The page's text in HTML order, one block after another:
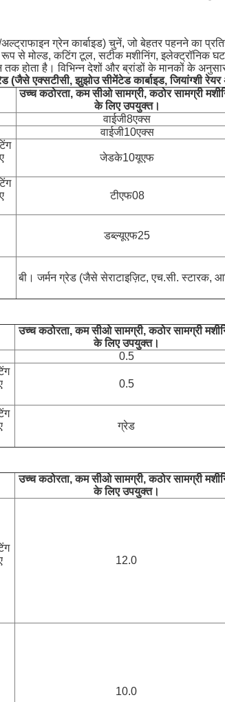
अल्ट्राफाइन ग्रेन कार्बाइड) चुनें, जो बेहतर पहनने का
रूप से मोल्ड, कटिंग टूल, सटीक मशीनिंग, इलेक्ट्रॉनिक
होता है। विभिन्न देशों और ब्रांडों के मानकों के
(जैसे एक्सटीसी, झुझोउ सीमेंटेड कार्बाइड, जियांग्शी रेयर
उच्च कठोरता, कम सीओ सामग्री, कठोर सामग्री
के लिए उपयुक्त।
वाईजी8एक्स
वाईजी10एक्स
जेडके10यूएफ
टीएफ08
डब्ल्यूएफ25
बी। जर्मन ग्रेड (जैसे सेराटाइज़िट, एच.सी. स्टारक,
उच्च कठोरता, कम सीओ सामग्री, कठोर सामग्री
के लिए उपयुक्त।
0.5
0.5
ग्रेड
उच्च कठोरता, कम सीओ सामग्री, कठोर सामग्री
के लिए उपयुक्त।
12.0
10.0